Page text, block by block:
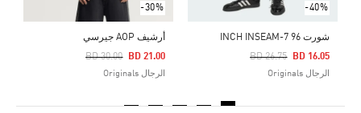
-40%
شورت 96 7-INCH INSEAM
Price Reduced From
BD 26.75
To BD 16.05
الرجال Originals
-30%
أرشيف AOP جيرسي
Price Reduced From
BD 30.00
To BD 21.00
الرجال Originals